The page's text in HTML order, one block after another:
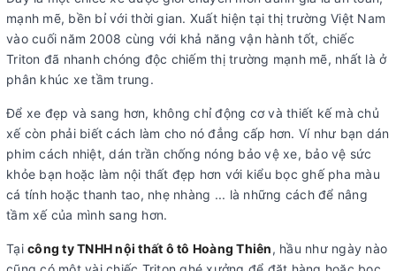
mạnh mẽ, bền bỉ với thời gian. Xuất hiện tại thị trường Việt Nam
vào cuối năm 2008 cùng với khả năng vận hành tốt, chiếc
Triton đã nhanh chóng độc chiếm thị trường mạnh mẽ, nhất là ở
phân khúc xe tầm trung.
Để xe đẹp và sang hơn, không chỉ động cơ và thiết kế mà chủ
xế còn phải biết cách làm cho nó đẳng cấp hơn. Ví như bạn dán
phim cách nhiệt, dán trần chống nóng bảo vệ xe, bảo vệ sức
khỏe bạn hoặc làm nội thất đẹp hơn với kiểu bọc ghế pha màu
cá tính hoặc thanh tao, nhẹ nhàng ... là những cách để nâng
tầm xế của mình sang hơn.
Tại công ty TNHH nội thất ô tô Hoàng Thiên, hầu như ngày nào